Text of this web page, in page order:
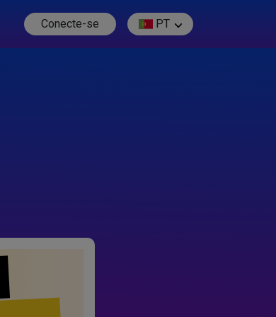
Conecte-se PT